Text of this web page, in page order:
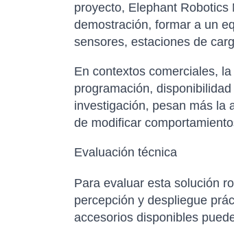
proyecto, Elephant
demostración, formar a un
sensores, estaciones de
En contextos comerciales,
programación,
investigación, pesan más la
de modificar
Evaluación técnica
Para evaluar esta solución
percepción y despliegue
accesorios disponibles